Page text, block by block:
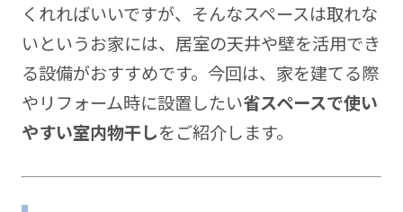
くれればいいですが、そんなスペースは取れな
いというお家には、居室の天井や壁を活用でき
る設備がおすすめです。今回は、家を建てる際
やリフォーム時に設置したい省スペースで使い
やすい室内物干しをご紹介します。